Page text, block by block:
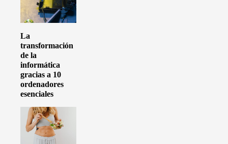
La
transformación
de la
informática
gracias a 10
ordenadores
esenciales